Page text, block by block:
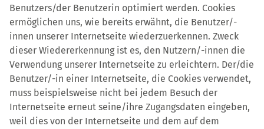
Benutzers/der Benutzerin optimiert werden. Cookies
ermöglichen uns, wie bereits erwähnt, die Benutzer/-
innen unserer Internetseite wiederzuerkennen. Zweck
dieser Wiedererkennung ist es, den Nutzern/-innen die
Verwendung unserer Internetseite zu erleichtern. Der/die
Benutzer/-in einer Internetseite, die Cookies verwendet,
muss beispielsweise nicht bei jedem Besuch der
Internetseite erneut seine/ihre Zugangsdaten eingeben,
weil dies von der Internetseite und dem auf dem